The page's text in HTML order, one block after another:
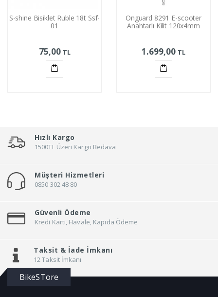
S-shine Bisiklet Ruble 18t Ssf-
01
75,00 TL
Onguard 8291 E-scooter
Anahtarlı Kilit 120x4mm
1.699,00 TL
Hızlı Kargo
1500TL Üzeri Kargo Bedava
Müşteri Hizmetleri
0850 302 48 80
Güvenli Ödeme
Kredi Kartı, Havale, Kapıda Ödeme
Taksit & İade İmkanı
12 Taksit İmkanı
BikeSTore